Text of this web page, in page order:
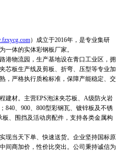
） 成立于2016年，是专业集研
一体的实体彩钢板厂家。
港物流园，生产基地设在青口工业区，拥
芯板生产线及剪板、折弯、压型等专业加
，严格执行质检标准，保障产能稳定、交
建材。主营EPS泡沫夹芯板、A级防火岩
840、900、800型彩钢瓦、镀锌板及不锈
、围挡及活动房配件，支持各类金属构
现当天下单、快速送货。企业坚持国标原
间商加价，性价比突出。公司秉持诚信为